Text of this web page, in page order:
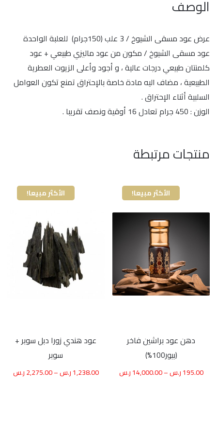
الوصف
عرض عود مسقى الشيوخ / 3 علب (150جرام) للعلبة الواحدة
عود مسقى الشيوخ / مكون من عود ماليزي طبيعي + عود
كلمنتان طبيعي درجات عالية ، و أجود وأعلى الزيوت العطرية
الطبيعية ، مضاف اليه مادة خاصة بالإحتراق تمنع تكون العوامل
السلبية أثناء الإحتراق .
الوزن : 450 جرام تعادل 16 أوقية ونصف تقريبا .
منتجات مرتبطة
الأكثر مبيعا!
دهن عود براشين فاخر
(بيور100%)
195.00ر.س–
14,000.00ر.س
الأكثر مبيعا!
عود هندي زورا دبل سوبر +
سوبر
1,238.00ر.س–
2,275.00ر.س